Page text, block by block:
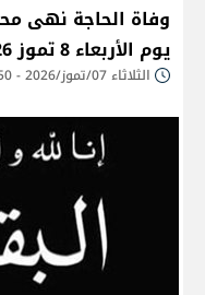
وفاة الحاجة نهى
يوم الأربعاء 8 تموز 2026
الثلاثاء 07/تموز/2026 - 08:50 م